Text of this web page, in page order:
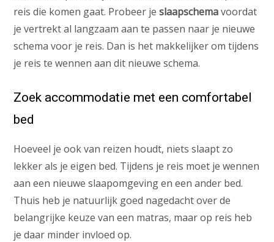
reis die komen gaat. Probeer jeslaapschemavoordat
je vertrekt al langzaam aan te passen naar je nieuwe
schema voor je reis. Dan is het makkelijker om tijdens
je reis te wennen aan dit nieuwe schema.
Zoek accommodatie met een comfortabel
bed
Hoeveel je ook van reizen houdt, niets slaapt zo
lekker als je eigen bed. Tijdens je reis moet je wennen
aan een nieuwe slaapomgeving en een ander bed.
Thuis heb je natuurlijk goed nagedacht over de
belangrijke keuze van een matras, maar op reis heb
je daar minder invloed op.